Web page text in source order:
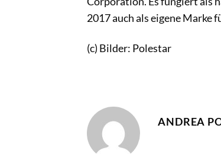
2017 auch als eigene Marke
(c) Bilder: Polestar
ANDREA